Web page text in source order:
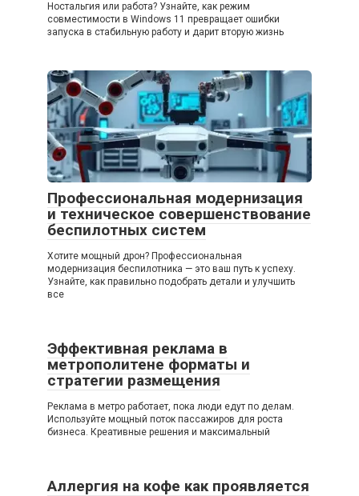
Ностальгия или работа? Узнайте, как режим
совместимости в Windows 11 превращает ошибки
запуска в стабильную работу и дарит вторую жизнь
Профессиональная модернизация
и техническое совершенствование
беспилотных систем
Хотите мощный дрон? Профессиональная
модернизация беспилотника — это ваш путь к успеху.
Узнайте, как правильно подобрать детали и улучшить
все
Эффективная реклама в
метрополитене форматы и
стратегии размещения
Реклама в метро работает, пока люди едут по делам.
Используйте мощный поток пассажиров для роста
бизнеса. Креативные решения и максимальный
Аллергия на кофе как проявляется